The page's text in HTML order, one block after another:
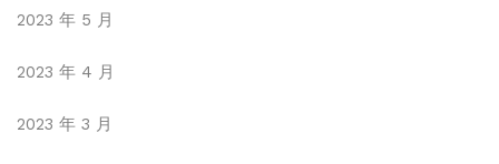
2023 年 5 月
2023 年 4 月
2023 年 3 月